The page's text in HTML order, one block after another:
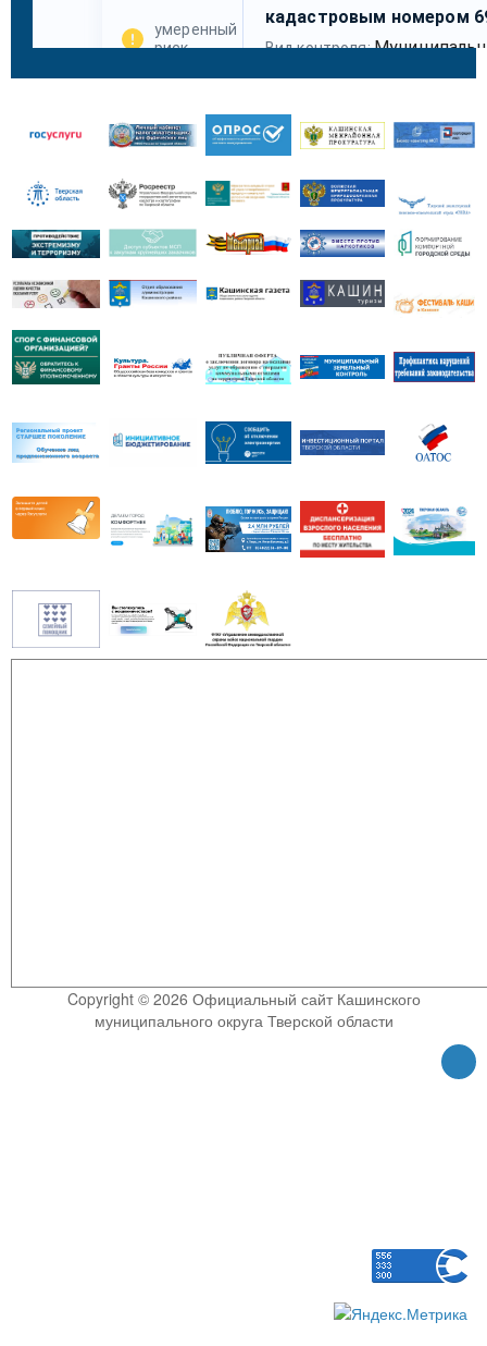
Copyright © 2026 Официальный сайт Кашинского
муниципального округа Тверской области